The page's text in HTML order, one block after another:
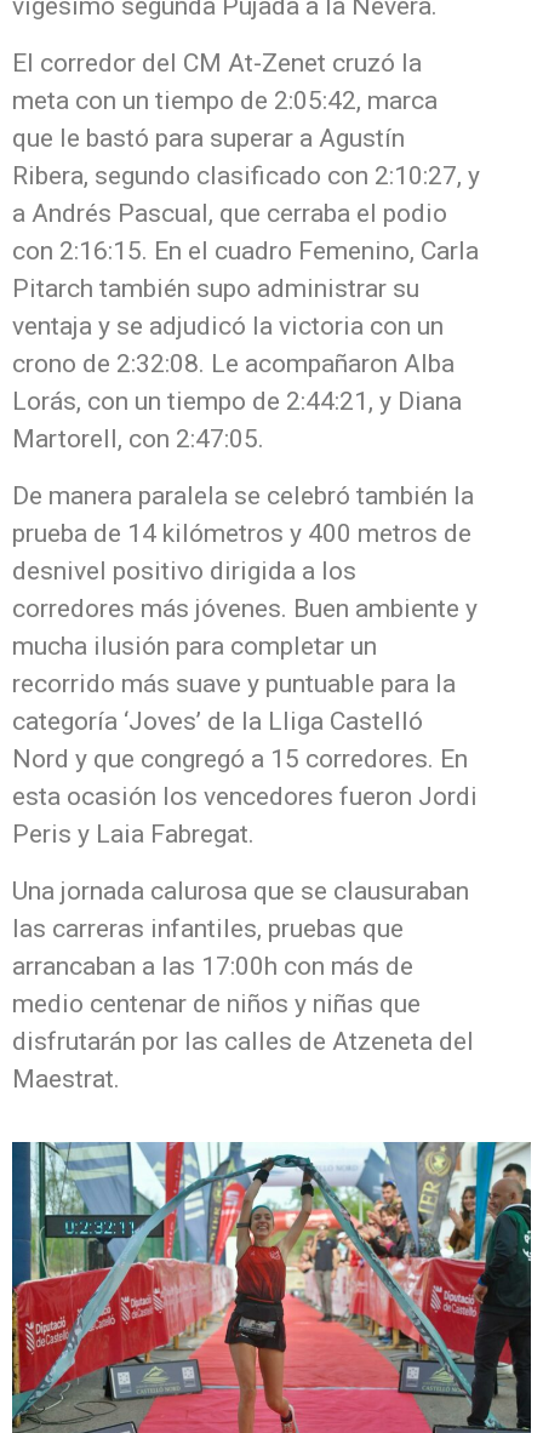
vigésimo segunda Pujada a la Nevera.
El corredor del CM At-Zenet cruzó la
meta con un tiempo de 2:05:42, marca
que le bastó para superar a Agustín
Ribera, segundo clasificado con 2:10:27, y
a Andrés Pascual, que cerraba el podio
con 2:16:15. En el cuadro Femenino, Carla
Pitarch también supo administrar su
ventaja y se adjudicó la victoria con un
crono de 2:32:08. Le acompañaron Alba
Lorás, con un tiempo de 2:44:21, y Diana
Martorell, con 2:47:05.
De manera paralela se celebró también la
prueba de 14 kilómetros y 400 metros de
desnivel positivo dirigida a los
corredores más jóvenes. Buen ambiente y
mucha ilusión para completar un
recorrido más suave y puntuable para la
categoría ‘Joves’ de la Lliga Castelló
Nord y que congregó a 15 corredores. En
esta ocasión los vencedores fueron Jordi
Peris y Laia Fabregat.
Una jornada calurosa que se clausuraban
las carreras infantiles, pruebas que
arrancaban a las 17:00h con más de
medio centenar de niños y niñas que
disfrutarán por las calles de Atzeneta del
Maestrat.